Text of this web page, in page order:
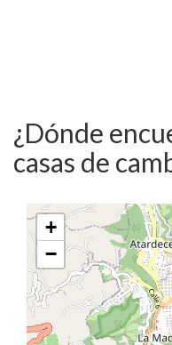
¿Dónde
casas de
+
−